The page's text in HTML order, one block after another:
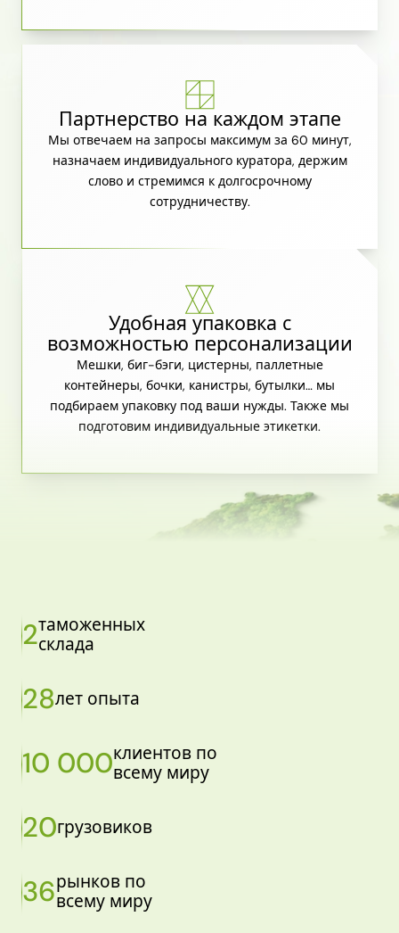
Партнерство на каждом этапе
Мы отвечаем на запросы максимум за 60 минут,
назначаем индивидуального куратора, держим
слово и стремимся к долгосрочному
сотрудничеству.
Удобная упаковка с
возможностью персонализации
Мешки, биг-бэги, цистерны, паллетные
контейнеры, бочки, канистры, бутылки… мы
подбираем упаковку под ваши нужды. Также мы
подготовим индивидуальные этикетки.
2таможенных
склада
28лет опыта
10 000клиентов по
всему миру
20грузовиков
36рынков по
всему миру